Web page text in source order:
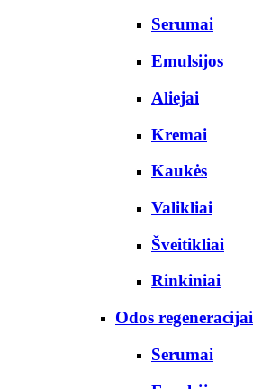
Serumai
Emulsijos
Aliejai
Kremai
Kaukės
Valikliai
Šveitikliai
Rinkiniai
Odos regeneracijai
Serumai